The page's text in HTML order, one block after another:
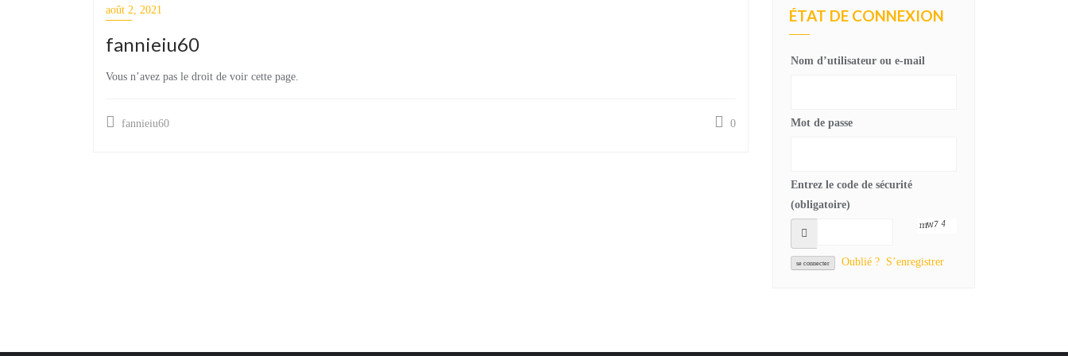
août 2, 2021
fannieiu60
Vous n’avez pas le droit de voir cette page.
fannieiu60 0
ÉTAT DE CONNEXION
Nom d’utilisateur ou e-mail
Mot de passe
Entrez le code de sécurité
(obligatoire)
Oublié ? S’enregistrer